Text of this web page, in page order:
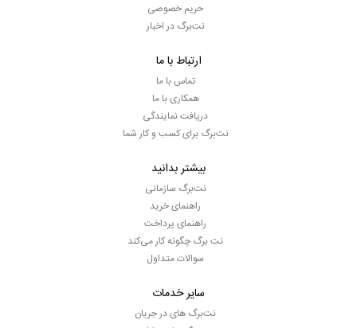
حریم خصوصی
نت‌برگ در اخبار
ارتباط با ما
تماس با ما
همکاری با ما
دریافت نمایندگی
نت‌برگ برای کسب و کار شما
بیشتر بدانید
نت‌برگ سازمانی
راهنمای خرید
راهنمای پرداخت
نت برگ چگونه کار می‌کند
سوالات متداول
سایر خدمات
نت‌برگ های در جریان